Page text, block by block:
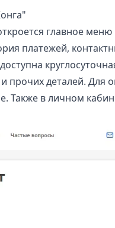
главное
платежей,
прочих деталей. Для
Также в личном